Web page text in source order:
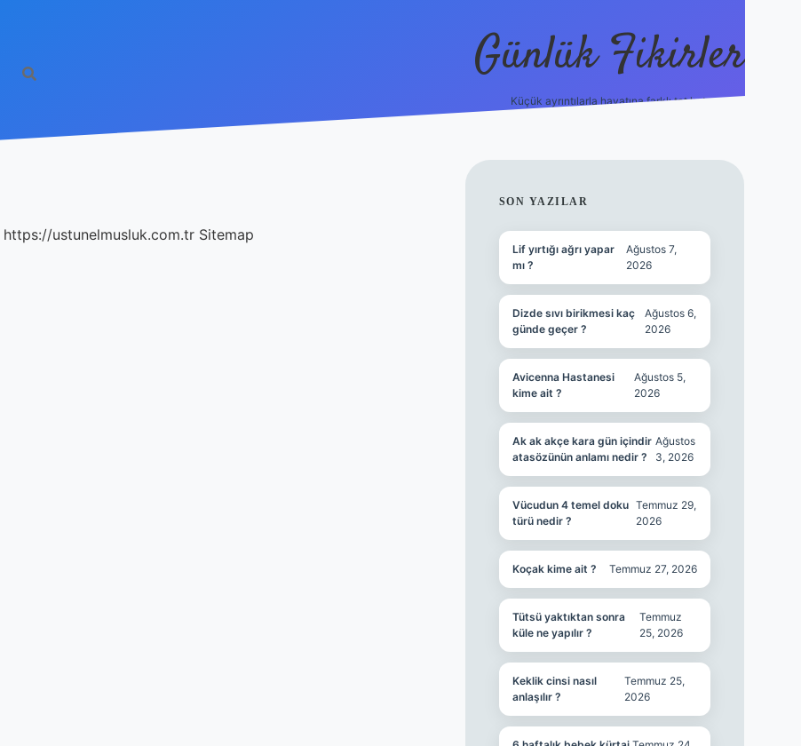
Günlük Fikirler
Küçük ayrıntılarla hayatına farklı tat kat.
https://ustunelmusluk.com.tr Sitemap
SIDEBAR
SON YAZILAR
Lif yırtığı ağrı yapar
mı ?
Ağustos 7,
2026
Dizde sıvı birikmesi kaç
günde geçer ?
Ağustos 6,
2026
Avicenna Hastanesi
kime ait ?
Ağustos 5,
2026
Ak ak akçe kara gün içindir
atasözünün anlamı nedir ?
Ağustos
3, 2026
Vücudun 4 temel doku
türü nedir ?
Temmuz 29,
2026
Koçak kime ait ? Temmuz 27, 2026
Tütsü yaktıktan sonra
küle ne yapılır ?
Temmuz
25, 2026
Keklik cinsi nasıl
anlaşılır ?
Temmuz 25,
2026
ilbet yeni